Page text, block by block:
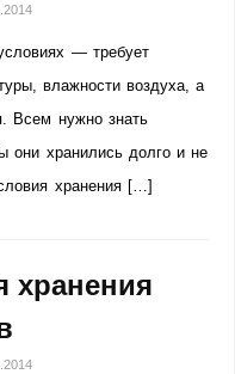
— требует
влажности воздуха, а
Всем нужно знать
они хранились долго и не
хранения […]
хранения